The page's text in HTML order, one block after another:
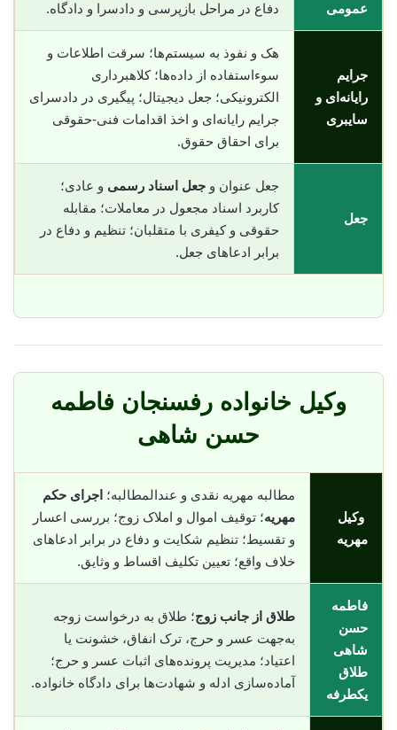
عمومی
دفاع در مراحل بازپرسی و دادسرا و دادگاه.
جرایم
رایانه‌ای و
سایبری
هک و نفوذ به سیستم‌ها؛ سرقت اطلاعات و
سوء‌استفاده از داده‌ها؛ کلاهبرداری
الکترونیکی؛ جعل دیجیتال؛ پیگیری در دادسرای
جرایم رایانه‌ای و اخذ اقدامات فنی-حقوقی
برای احقاق حقوق.
جعل
جعل عنوان و جعل اسناد رسمی و عادی؛
کاربرد اسناد مجعول در معاملات؛ مقابله
حقوقی و کیفری با متقلبان؛ تنظیم و دفاع در
برابر ادعاهای جعل.
وکیل خانواده رفسنجان فاطمه
حسن شاهی
وکیل
مهریه
مطالبه مهریه نقدی و عندالمطالبه؛ اجرای حکم
مهریه؛ توقیف اموال و املاک زوج؛ بررسی اعسار
و تقسیط؛ تنظیم شکایت و دفاع در برابر ادعاهای
خلاف واقع؛ تعیین تکلیف اقساط و وثایق.
فاطمه
حسن
شاهی
طلاق
یکطرفه
طلاق از جانب زوج؛ طلاق به درخواست زوجه
به‌جهت عسر و حرج، ترک انفاق، خشونت یا
اعتیاد؛ مدیریت پرونده‌های اثبات عسر و حرج؛
آماده‌سازی ادله و شهادت‌ها برای دادگاه خانواده.